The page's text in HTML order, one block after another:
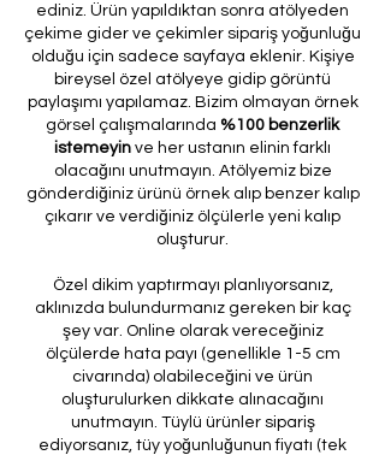
ediniz. Ürün yapıldıktan sonra atölyeden
çekime gider ve çekimler sipariş yoğunluğu
olduğu için sadece sayfaya eklenir. Kişiye
bireysel özel atölyeye gidip görüntü
paylaşımı yapılamaz. Bizim olmayan örnek
görsel çalışmalarında %100 benzerlik
istemeyin ve her ustanın elinin farklı
olacağını unutmayın. Atölyemiz bize
gönderdiğiniz ürünü örnek alıp benzer kalıp
çıkarır ve verdiğiniz ölçülerle yeni kalıp
oluşturur.
Özel dikim yaptırmayı planlıyorsanız,
aklınızda bulundurmanız gereken bir kaç
şey var. Online olarak vereceğiniz
ölçülerde hata payı (genellikle 1-5 cm
civarında) olabileceğini ve ürün
oluşturulurken dikkate alınacağını
unutmayın. Tüylü ürünler sipariş
ediyorsanız, tüy yoğunluğunun fiyatı (tek